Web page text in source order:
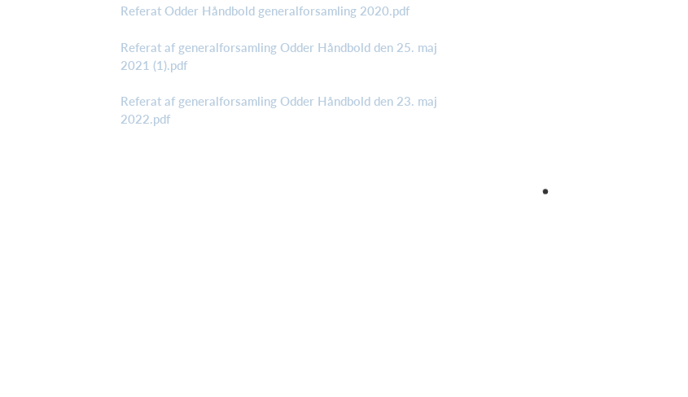
Referat Odder Håndbold generalforsamling 2020.pdf
Referat af generalforsamling Odder Håndbold den 25. maj
2021 (1).pdf
Referat af generalforsamling Odder Håndbold den 23. maj
2022.pdf